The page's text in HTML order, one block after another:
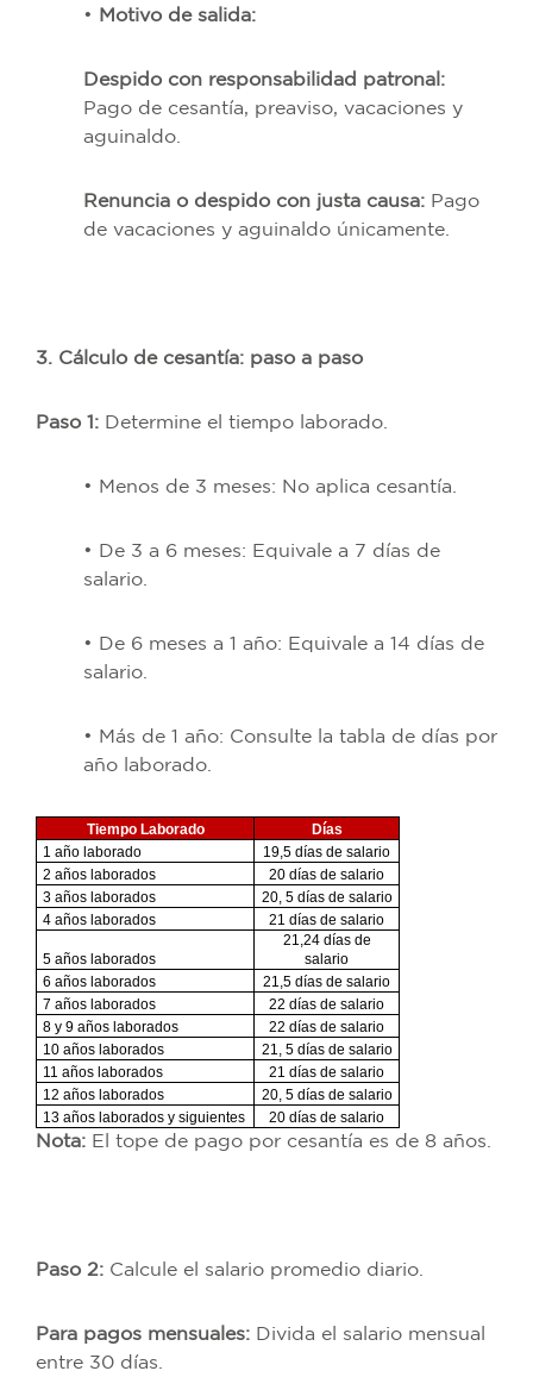
• Motivo de salida:
Despido con responsabilidad patronal:
Pago de cesantía, preaviso, vacaciones y
aguinaldo.
Renuncia o despido con justa causa: Pago
de vacaciones y aguinaldo únicamente.
3. Cálculo de cesantía: paso a paso
Paso 1: Determine el tiempo laborado.
• Menos de 3 meses: No aplica cesantía.
• De 3 a 6 meses: Equivale a 7 días de
salario.
• De 6 meses a 1 año: Equivale a 14 días de
salario.
• Más de 1 año: Consulte la tabla de días por
año laborado.
Tiempo Laborado
Días
1 año laborado
19,5 días de salario
2 años laborados
20 días de salario
3 años laborados
20, 5 días de salario
4 años laborados
21 días de salario
5 años laborados
21,24 días de
salario
6 años laborados
21,5 días de salario
7 años laborados
22 días de salario
8 y 9 años laborados
22 días de salario
10 años laborados
21, 5 días de salario
11 años laborados
21 días de salario
12 años laborados
20, 5 días de salario
13 años laborados y siguientes
20 días de salario
Nota: El tope de pago por cesantía es de 8 años.
Paso 2: Calcule el salario promedio diario.
Para pagos mensuales: Divida el salario mensual
entre 30 días.